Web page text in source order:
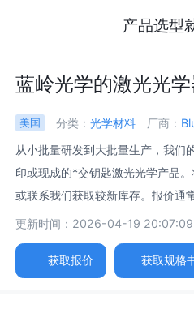
产品选型
蓝岭光学的激光光
美国 分类： 光学材料 厂商：
从小批量研发到大批量生产，我们
印或现成的*交钥匙激光光学产品
或联系我们获取较新库存。报价通
更新时间：2026-04-19
获取报价 获取规格